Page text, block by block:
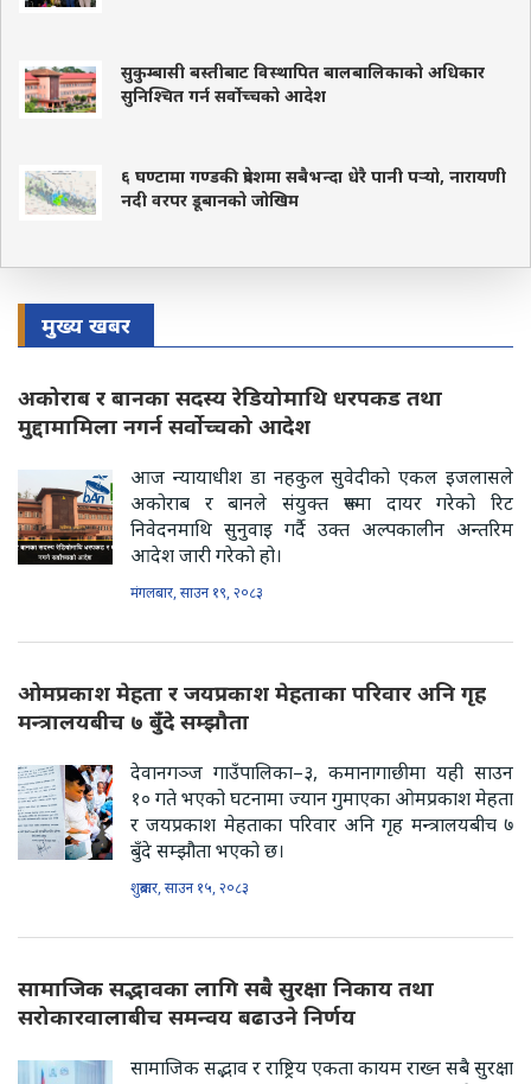
सुकुम्बासी बस्तीबाट विस्थापित बालबालिकाको अधिकार
सुनिश्चित गर्न सर्वोच्चको आदेश
६ घण्टामा गण्डकी प्रदेशमा सबैभन्दा धेरै पानी पर्‍यो, नारायणी
नदी वरपर डूबानको जोखिम
मुख्य खबर
अकोराब र बानका सदस्य रेडियोमाथि धरपकड तथा
मुद्दामामिला नगर्न सर्वोच्चको आदेश
आज न्यायाधीश डा नहकुल सुवेदीको एकल इजलासले
अकोराब र बानले संयुक्त रूपमा दायर गरेको रिट
निवेदनमाथि सुनुवाइ गर्दै उक्त अल्पकालीन अन्तरिम
आदेश जारी गरेको हो।
मंगलबार, साउन १९, २०८३
ओमप्रकाश मेहता र जयप्रकाश मेहताका परिवार अनि गृह
मन्त्रालयबीच ७ बुँदे सम्झौता
देवानगञ्ज गाउँपालिका–३, कमानागाछीमा यही साउन
१० गते भएको घटनामा ज्यान गुमाएका ओमप्रकाश मेहता
र जयप्रकाश मेहताका परिवार अनि गृह मन्त्रालयबीच ७
बुँदे सम्झौता भएको छ।
शुक्रबार, साउन १५, २०८३
सामाजिक सद्भावका लागि सबै सुरक्षा निकाय तथा
सरोकारवालाबीच समन्वय बढाउने निर्णय
सामाजिक सद्भाव र राष्ट्रिय एकता कायम राख्न सबै सुरक्षा